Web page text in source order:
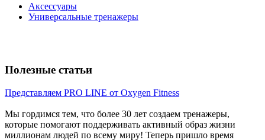
Аксессуары
Универсальные тренажеры
Полезные статьи
Представляем PRO LINE от Oxygen Fitness
Мы гордимся тем, что более 30 лет создаем тренажеры,
которые помогают поддерживать активный образ жизни
миллионам людей по всему миру! Теперь пришло время